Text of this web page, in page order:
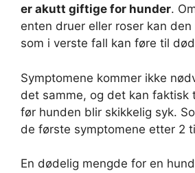
er akutt giftige for hunder.
enten druer eller roser kan
som i verste fall kan føre til
Symptomene kommer ikke
det samme, og det kan faktisk
før hunden blir skikkelig syk.
de første symptomene etter 2
En dødelig mengde for en